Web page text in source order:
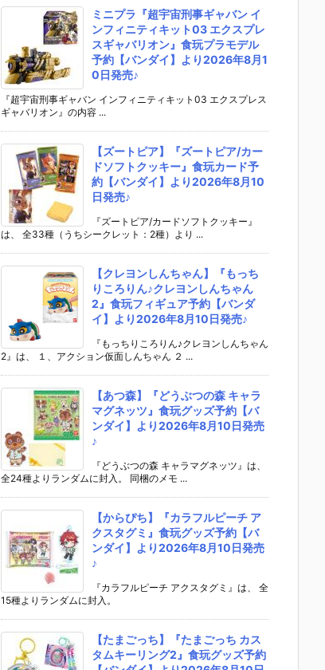
27年2月発売
月10日発売♪
予定♪
ミニプラ『超宇宙刑事ギャバン イ
ンフィニティキット03 エクスプレ
スギャバリオン』食玩プラモデル
予約【バンダイ】より2026年8月1
0日発売♪
『超宇宙刑事ギャバン インフィニティキット03 エクスプレス
ギャバリオン』の内容 ...
【ズートピア】『ズートピア/カー
ドソフトクッキー』食玩カード予
約【バンダイ】より2026年8月10
日発売♪
『ズートピア/カードソフトクッキー』
は、 全33種（うちシークレット：2種）より ...
【クレヨンしんちゃん】『もっち
りころりん♪クレヨンしんちゃん
2』食玩フィギュア予約【バンダ
イ】より2026年8月10日発売♪
『もっちりころりん♪クレヨンしんちゃん
2』は、 １、アクション仮面しんちゃん ２ ...
【あつ森】『どうぶつの森 キャラ
マグネッツ』食玩グッズ予約【バ
ンダイ】より2026年8月10日発売
♪
『どうぶつの森 キャラマグネッツ』は、
全24種よりランダムに封入。 同梱のメモ ...
【からぴち】『カラフルピーチ ア
クスタグミ』食玩グッズ予約【バ
ンダイ】より2026年8月10日発売
♪
『カラフルピーチ アクスタグミ』は、 全
15種よりランダムに封入。
【たまごっち】『たまごっち カス
タムキーリング2』食玩グッズ予約